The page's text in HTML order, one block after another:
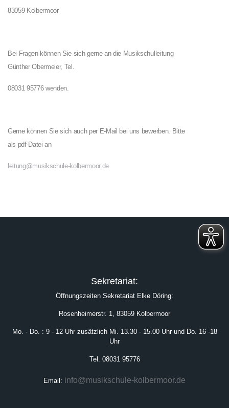
83059 Kolbermoor
Bei Fragen können Sie sich gerne an die Musikschulleitung
Günther Obermeier, Tel.
08031 95776 wenden.
Gerne können Sie sich auch per E-Mail bei uns bewerben. Bitte
als pdf-Datei an
leitung@musikschule-kolbermoor.de
Sekretariat:
Öffnungszeiten Sekretariat Elke Döring:
Rosenheimerstr. 1, 83059 Kolbermoor
Mo. - Do. : 9 - 12 Uhr zusätzlich Mi. 13.30 - 15.00 Uhr und Do. 16 -18
Uhr
Tel. 08031 95776
Email: info@musikschule-kolbermoor.de